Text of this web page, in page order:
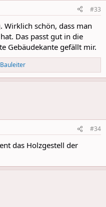
#33
schön, dass man
Das passt gut in die
Gebäudekante gefällt mir.
#34
das Holzgestell der